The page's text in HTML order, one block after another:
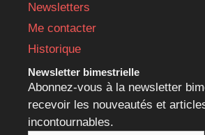
Newsletters
Me contacter
Historique
Newsletter bimestrielle
Abonnez-vous à la newsletter
recevoir les nouveautés et
incontournables.